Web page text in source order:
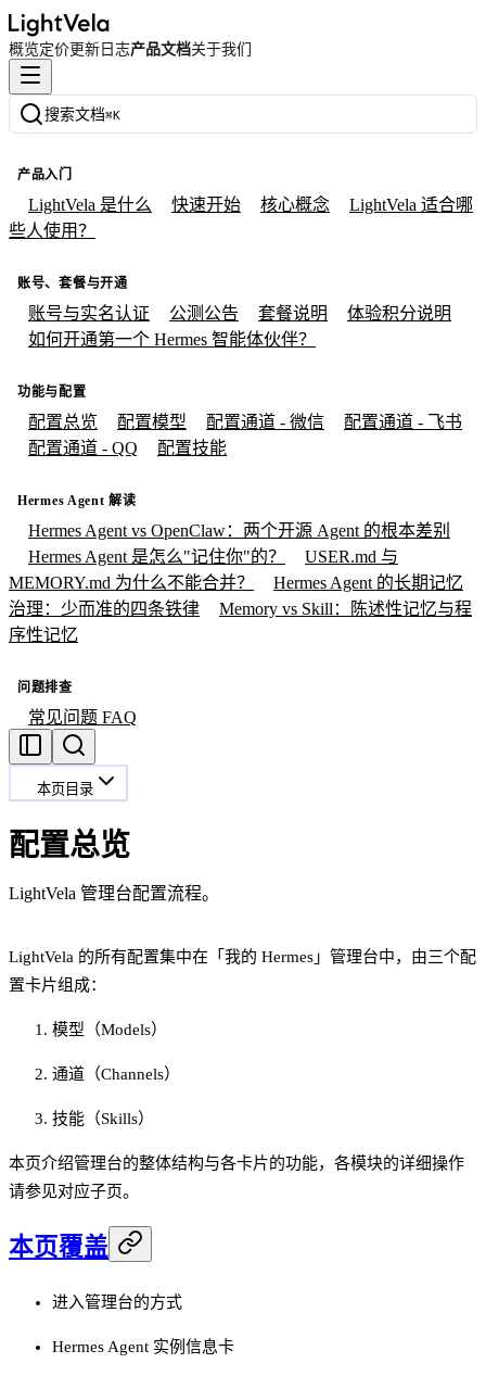
概览定价更新日志产品文档关于我们
搜索文档⌘K
产品入门
LightVela 是什么 快速开始 核心概念
LightVela 适合哪
些人使用？
账号、套餐与开通
账号与实名认证 公测公告 套餐说明
体验积分说明
如何开通第一个 Hermes 智能体伙伴？
功能与配置
配置总览 配置模型 配置通道 - 微信
配置通道 - 飞书
配置通道 - QQ
配置技能
Hermes Agent 解读
Hermes Agent vs OpenClaw：两个开源 Agent 的根本差别
Hermes Agent 是怎么"记住你"的？
USER.md 与
MEMORY.md 为什么不能合并？
Hermes Agent 的长期记忆
治理：少而准的四条铁律
Memory vs Skill：陈述性记忆与程
序性记忆
问题排查
常见问题 FAQ
本页目录
配置总览
LightVela 管理台配置流程。
LightVela 的所有配置集中在「我的 Hermes」管理台中，由三个配
置卡片组成：
模型（Models）
通道（Channels）
技能（Skills）
本页介绍管理台的整体结构与各卡片的功能，各模块的详细操作
请参见对应子页。
本页覆盖
进入管理台的方式
Hermes Agent 实例信息卡